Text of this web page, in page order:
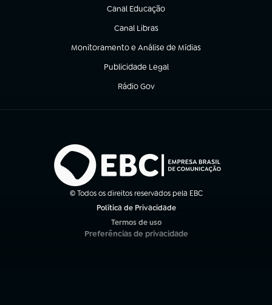
Canal Educação
(abre em nova aba)
Canal Libras
(abre em nova aba)
Monitoramento e Análise de Mídias
(abre em nova aba)
Publicidade Legal
(abre em nova aba)
Rádio Gov
(abre em nova aba)
© Todos os direitos reservados pela EBC
Política de Privacidade
Termos de uso
(abre em nova aba)
Preferências de privacidade